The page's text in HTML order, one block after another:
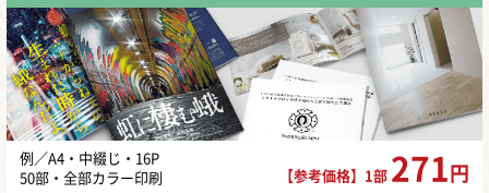
例／A4・中綴じ・16P
50部・全部カラー印刷
【参考価格】1部 271 円